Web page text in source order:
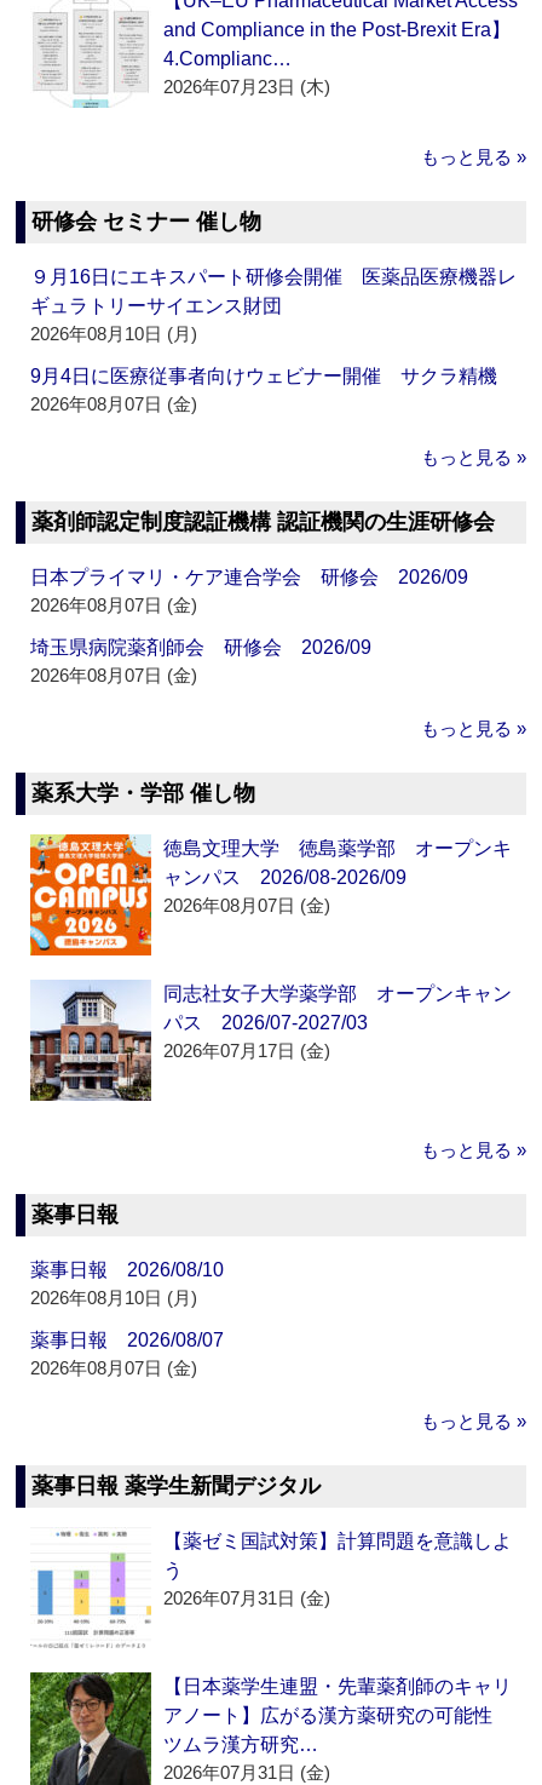
and Compliance in the Post-Brexit Era】
4.Complianc…
2026年07月23日 (木)
もっと見る »
研修会 セミナー 催し物
９月16日にエキスパート研修会開催 医薬品医療機器レ
ギュラトリーサイエンス財団
2026年08月10日 (月)
9月4日に医療従事者向けウェビナー開催 サクラ精機
2026年08月07日 (金)
もっと見る »
薬剤師認定制度認証機構 認証機関の生涯研修会
日本プライマリ・ケア連合学会 研修会 2026/09
2026年08月07日 (金)
埼玉県病院薬剤師会 研修会 2026/09
2026年08月07日 (金)
もっと見る »
薬系大学・学部 催し物
徳島文理大学 徳島薬学部 オープンキ
ャンパス 2026/08-2026/09
2026年08月07日 (金)
同志社女子大学薬学部 オープンキャン
パス 2026/07-2027/03
2026年07月17日 (金)
もっと見る »
薬事日報
薬事日報 2026/08/10
2026年08月10日 (月)
薬事日報 2026/08/07
2026年08月07日 (金)
もっと見る »
薬事日報 薬学生新聞デジタル
【薬ゼミ国試対策】計算問題を意識しよ
う
2026年07月31日 (金)
【日本薬学生連盟・先輩薬剤師のキャリ
アノート】広がる漢方薬研究の可能性
ツムラ漢方研究…
2026年07月31日 (金)